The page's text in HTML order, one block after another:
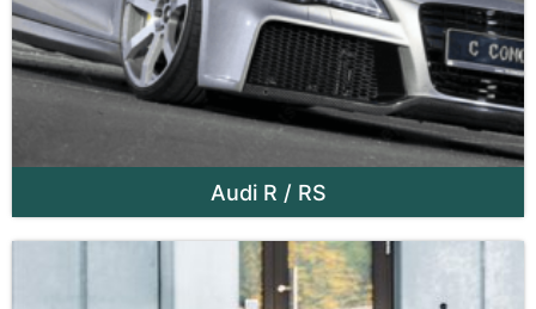
Audi R / RS